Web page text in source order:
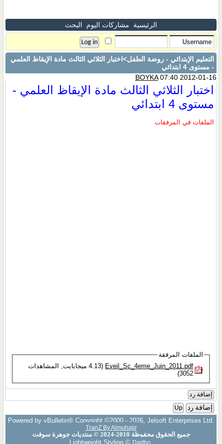
الرئيسية مشاركات اليوم البحث
التعليم الإبتدائي - روضة الطفل>اختبار الثلاثي الثالث مادة الإيقاظ العلمي
- مستوى 4 ابتدائي
BOYKA07:40 2012-01-16
اختبار الثلاثي الثالث مادة الإيقاظ العلمي -
مستوى 4 ابتدائي
الملفات في المرفقات
الملفات المرفقة
Eveil_Sc_4eme_Juin_2011.pdf‏
(4.13 ميجابايت, المشاهدات
3052)
إضافة رد
إضافة رد
Up
Powered by vBulletin® Copyright ©2000 - 2026, Jelsoft Enterprises Ltd.
TranZ By Almuhajir
جميع الحقوق محفوظة 2010-2024 © منتديات جوهرة سوفت
Lightweight Styling © Dartho